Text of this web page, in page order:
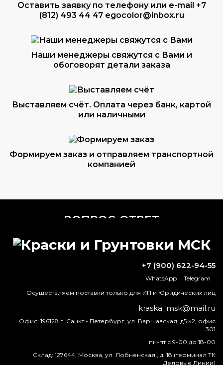
Оставить заявку по телефону или e-mail +7
(812) 493 44 47 egocolor@inbox.ru
Наши менеджеры свяжутся с Вами и
обоговорят детали заказа
Выставляем счёт. Оплата через банк, картой
или наличными
Формируем заказ и отправляем транспортной
компанией
ВОПРОС-ОТВЕТ
Как правильно красить термокраской?
Какой цвет имеет RAL 2003?
В чем разница между металлической
краской и краской с металлическими
+7 (900) 622-94-55
WhatsApp
Telegram
Осуществляем поставки только для ИП и Юридических лиц
kraska_msk@mail.ru
Офис: 196128 г. Санкт - Петербург, ул. Варшавская, д5 к2, офис
301
пн-пт с 9-00 до 18-00
Склад: 127644, Москва, ул. Лобненская , д. 18 (терминал ТК
Деловые Линии)